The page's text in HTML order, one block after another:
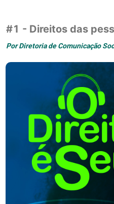
#1 - Direitos das
PorDiretoria de Comunicação